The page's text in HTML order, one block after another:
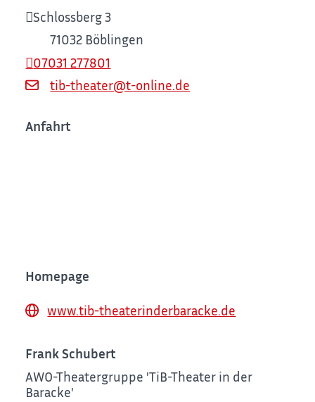
Schlossberg 3
71032 Böblingen
tib-theater@t-online.de
07031 277801
Anfahrt
Homepage
www.tib-theaterinderbaracke.de
Frank Schubert
AWO-Theatergruppe 'TiB-Theater in der
Baracke'